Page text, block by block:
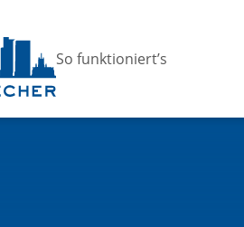
So funktioniert’s